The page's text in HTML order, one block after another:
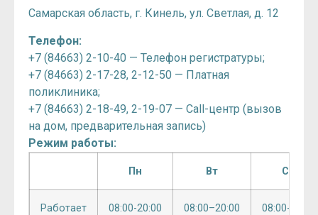
Самарская область, г. Кинель, ул. Светлая, д. 12
Телефон:
+7 (84663) 2-10-40 — Телефон регистратуры;
+7 (84663) 2-17-28, 2-12-50 — Платная
поликлиника;
+7 (84663) 2-18-49, 2-19-07 — Call-центр (вызов
на дом, предварительная запись)
Режим работы:
Пн Вт Ср
Работает 08:00-20:00 08:00–20:00 08:00-20:00